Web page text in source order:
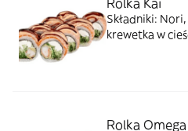
Rolka Kai
Składniki:
krewetka w
Rolka Omega